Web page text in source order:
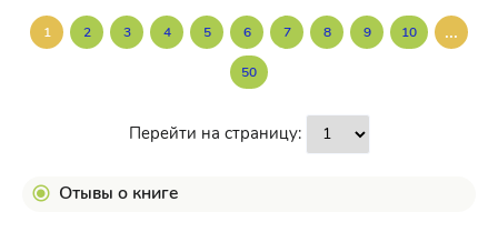
1 2 3 4 5 6 7 8 9 10 ...
50
Перейти на страницу:
Отывы о книге